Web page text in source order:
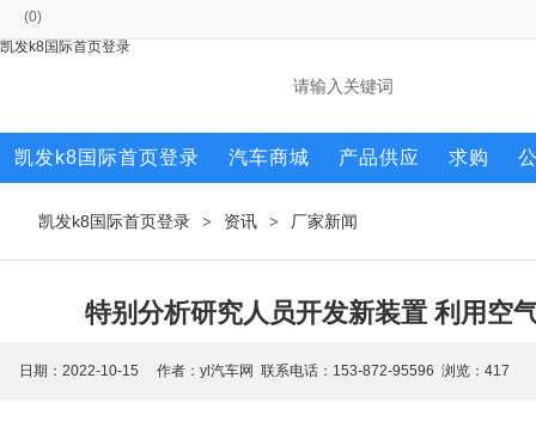
(0)
凯发k8国际首页登录
凯发k8国际首页登录 汽车商城 产品供应 求购
凯发k8国际首页登录 > 资讯 > 厂家新闻
特别分析研究人员开发新装置 利用空
日期：2022-10-15 作者：yl汽车网 联系电话：153-872-95596 浏览： 417